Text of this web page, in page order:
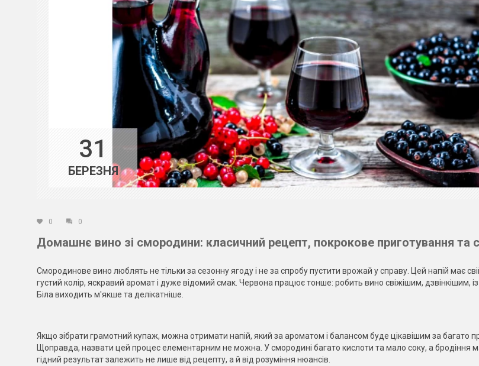
31
БЕРЕЗНЯ
0 0
Домашнє вино зі смородини: класичний рецепт, покрокове приготування та
Смородинове вино люблять не тільки за сезонну ягоду і не за спробу пустити врожай у справу. Цей напій має
густий колір, яскравий аромат і дуже відомий смак. Червона працює тонше: робить вино свіжішим, дзвінкішим,
Біла виходить м'якше та делікатніше.
Якщо зібрати грамотний купаж, можна отримати напій, який за ароматом і балансом буде цікавішим за багато
Щоправда, назвати цей процес елементарним не можна. У смородині багато кислоти та мало соку, а бродіння
гідний результат залежить не лише від рецепту, а й від розуміння нюансів.